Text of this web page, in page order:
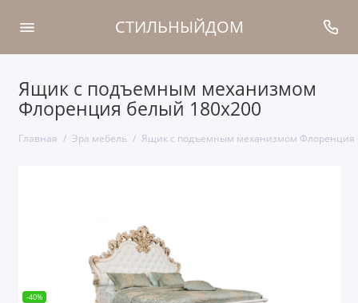
СТИЛЬНЫЙДОМ
Ящик с подъемным механизмом
Флоренция белый 180х200
Главная Эра мебель Ящик с подъемным механизмом Флоренция
-40%